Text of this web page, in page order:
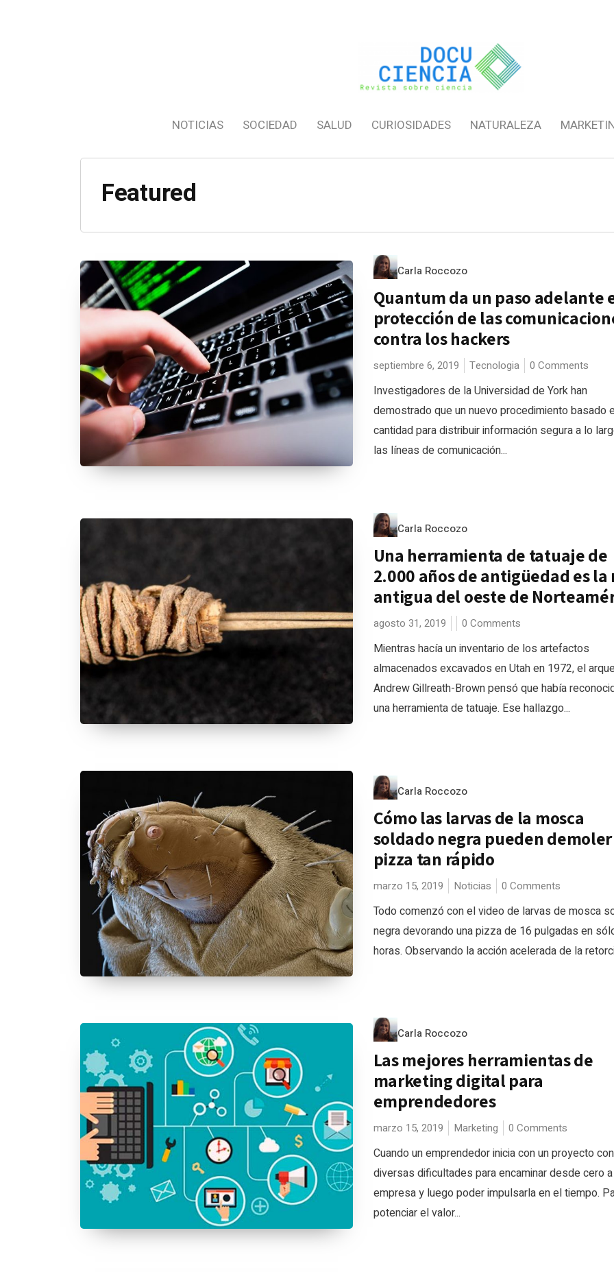
NOTICIAS SOCIEDAD SALUD CURIOSIDADES NATURALEZA
Featured
Carla Roccozo
Quantum da un paso adelante
protección de las
contra los hackers
septiembre 6, 2019 Tecnologia 0 Comments
Investigadores de la Universidad de York han
demostrado que un nuevo procedimiento basado
cantidad para distribuir información segura a lo
las líneas de comunicación...
Carla Roccozo
Una herramienta de tatuaje de
2.000 años de antigüedad es la
antigua del oeste de
agosto 31, 2019 0 Comments
Mientras hacía un inventario de los artefactos
almacenados excavados en Utah en 1972, el
Andrew Gillreath-Brown pensó que había
una herramienta de tatuaje. Ese hallazgo...
Carla Roccozo
Cómo las larvas de la mosca
soldado negra pueden
pizza tan rápido
marzo 15, 2019 Noticias 0 Comments
Todo comenzó con el video de larvas de mosca
negra devorando una pizza de 16 pulgadas en
horas. Observando la acción acelerada de la
Carla Roccozo
Las mejores herramientas de
marketing digital para
emprendedores
marzo 15, 2019 Marketing 0 Comments
Cuando un emprendedor inicia con un proyecto
diversas dificultades para encaminar desde cero
empresa y luego poder impulsarla en el tiempo.
potenciar el valor...